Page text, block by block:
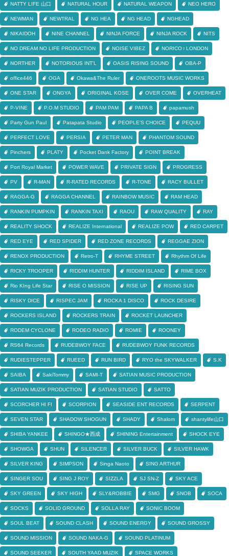
NATTY LIFE 山口 NATURAL HOUR NATURAL WEAPON NEO HERO
NEWMAN NEWTRAL NG HEA NG HEAD NGHEAD
NIKAIDOH NINE CHANNEL NINJA FORCE NINJA ROCK NITS
NO DREAM NO LIFE PRODUCTION NOISE VIBEZ NORICO♀LONDON
NORTHER NOTORIOUS INT'L OASIS RISING SOUND OBA-P
office446 OGA Okawa&The Ruler ONEROOTS MUSIC WORKS
ONE STAR ONGYA ORIGINAL KOSE OVER COME OVERHEAT
P-VINE P.O.M STUDIO PAM PAM PAPA B papamush
Party Gun Paul Patapata Studio PEOPLE'S CHOICE PEQUU
PERFECT LOVE PERSIA PETER MAN PHANTOM SOUND
Pinchers PLATY Pocket Dank Factory POINT BREAK
Port Royal Market POWER WAVE PRIVATE SIGN PROGRESS
PV R-MAN R-RATED RECORDS R-TONE RACY BULLET
RAGGA-G RAGGA CHANNEL RAINBOW MUSIC RAM HEAD
RANKIN PUMPKIN RANKIN TAXI RAOU RAW QUALITY RAY
REALITY SHOCK REALIZE International REALIZE POW RED CARPET
RED EYE RED SPIDER RED ZONE RECORDS REGGAE ZION
RENOX PRODUCTION Retro-T RHYME STREET Rhythm Of Life
RICKY TROOPER RIDDIM HUNTER RIDDIM ISLAND RIME BOX
Rio KIng Life Star RISE O MISSION RISE UP RISING SUN
RISKY DICE RISPEC JAM ROCKA 1 DISCO ROCK DESIRE
ROCKERS ISLAND ROCKERS TRAIN ROCKET LAUNCHER
RODEM CYCLONE RODEO RADIO ROMIE ROONEY
RS64 Records RUDEBWOY FACE RUDEBWOY FUNK RECORDS
RUDIESTEPPER RUEED RUN BIRD RYO the SKYWALKER S.K
SAIBA SakiTommy SAMI-T SATIAN MUSIC PRODUCTION
SATIAN MUZIK PRODUCTION SATIAN STUDIO SATTO
SCORCHER HI FI SCORPION SEASIDE ENT RECORDS SERPENT
SEVEN STAR SHADOW SHOGUN SHADY Shalom shantylife山口
SHIBA YANKEE SHINGO★西成 SHINING Entertainment SHOCK EYE
SHOWGA SHUN SILENCER SILVER BUCK SILVER HAWK
SILVER KING SIMPSON Singa Naoto SING ARTHUR
SINGER SOU SING J ROY SIZZLA SJ SN-Z SKY ACE
SKY GREEN SKY HIGH SLY&ROBBIE SMG SNOB SOCA
SOCKS SOLID GROUND SOLLA RAY SONIC BOOM
SOUL BEAT SOUND CLASH SOUND ENERGY SOUND GROSSY
SOUND MISSION SOUND NAKA-G SOUND PLATINUM
SOUND SEEKER SOUTH YAAD MUZIK SPACE WORKS